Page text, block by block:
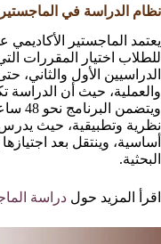
نظام الدراسة في الماجستير
يعتمد الماجستير
للطلاب اختيار المقررات
الدراسيين الأول والثاني،
والعملية، حيث أن الدراسة
أساسية، وينتقل بعد
البحثية.
اقرأ المزيد حول دراسة